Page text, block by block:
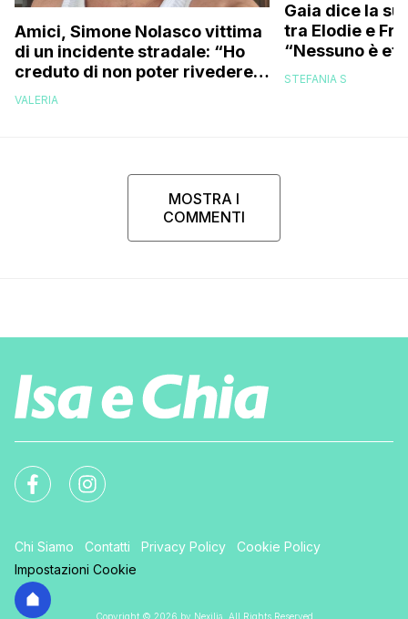
Amici, Simone Nolasco vittima
di un incidente stradale: “Ho
creduto di non poter rivedere
più la mia famiglia”
VALERIA
Gaia dice la
tra Elodie e
“Nessuno è
trovo folle
STEFANIA S
MOSTRA I
COMMENTI
Chi Siamo Contatti Privacy Policy
Cookie Policy
Impostazioni Cookie
Copyright © 2026 by Nexilia. All Rights Reserved